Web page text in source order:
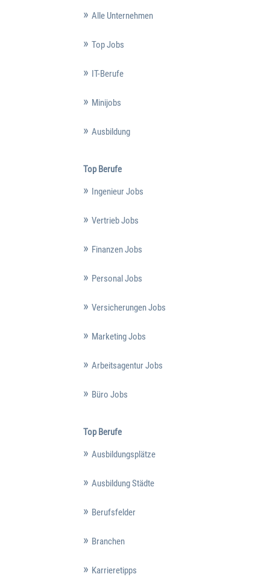
Alle Unternehmen
Top Jobs
IT-Berufe
Minijobs
Ausbildung
Top Berufe
Ingenieur Jobs
Vertrieb Jobs
Finanzen Jobs
Personal Jobs
Versicherungen Jobs
Marketing Jobs
Arbeitsagentur Jobs
Büro Jobs
Top Berufe
Ausbildungsplätze
Ausbildung Städte
Berufsfelder
Branchen
Karrieretipps